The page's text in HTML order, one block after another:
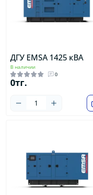
ДГУ EMSA 1425 кВА
В наличии
0
0тг.